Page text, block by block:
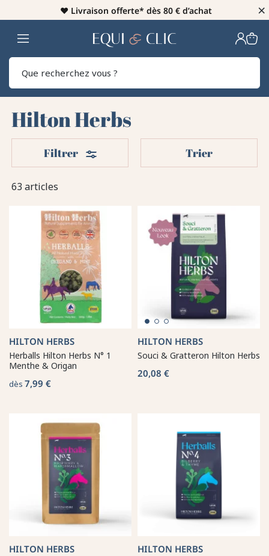
♥️ Livraison offerte* dès 80 € d’achat ×
Home
Hilton Herbs
63 articles
Filtrer Filters Trier
HILTON HERBS
Herballs Hilton Herbs N° 1
Menthe & Origan
dès 7,99 €
HILTON HERBS
Souci & Gratteron Hilton Herbs
20,08 €
HILTON HERBS HILTON HERBS